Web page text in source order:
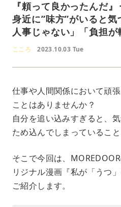
『頼って良かったんだ
身近に”味方”がいると
人事じゃない」「負担が
こころ 2023.10.03 Tue
仕事や人間関係において頑
ことはありませんか？
自分を追い込みすぎると、
ため込んでしまっていること
そこで今回は、
リジナル漫画『私が「うつ
ご紹介します。